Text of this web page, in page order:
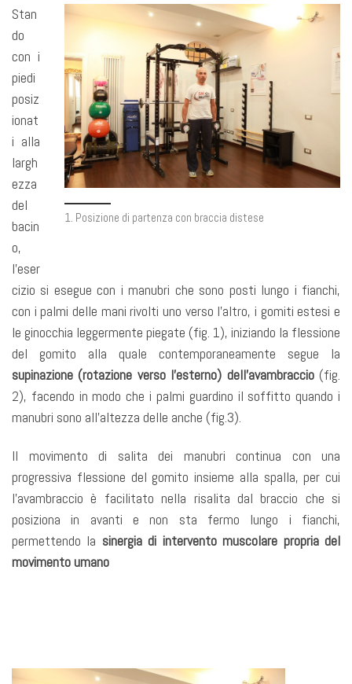
1. Posizione di partenza con braccia distese
Stan
do
con i
piedi
posiz
ionat
i alla
largh
ezza
del
bacin
o,
l’eser
cizio si esegue con i manubri che sono posti lungo i fianchi,
con i palmi delle mani rivolti uno verso l’altro, i gomiti estesi e
le ginocchia leggermente piegate (fig. 1), iniziando la flessione
del gomito alla quale contemporaneamente segue la
supinazione (rotazione verso l’esterno) dell’avambraccio(fig.
2), facendo in modo che i palmi guardino il soffitto quando i
manubri sono all’altezza delle anche (fig.3).
Il movimento di salita dei manubri continua con una
progressiva flessione del gomito insieme alla spalla, per cui
l’avambraccio è facilitato nella risalita dal braccio che si
posiziona in avanti e non sta fermo lungo i fianchi,
permettendo la sinergia di intervento muscolare propria del
movimento umano